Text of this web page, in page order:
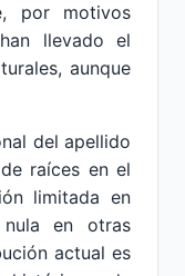
por motivos
llevado el
aunque
del apellido
raíces en el
limitada en
en otras
actual es